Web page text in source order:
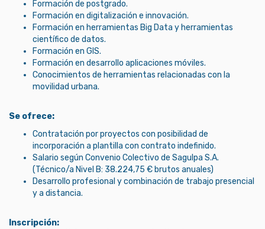
Formación de postgrado.
Formación en digitalización e innovación.
Formación en herramientas Big Data y herramientas
científico de datos.
Formación en GIS.
Formación en desarrollo aplicaciones móviles.
Conocimientos de herramientas relacionadas con la
movilidad urbana.
Se ofrece:
Contratación por proyectos con posibilidad de
incorporación a plantilla con contrato indefinido.
Salario según Convenio Colectivo de Sagulpa S.A.
(Técnico/a Nivel B: 38.224,75 € brutos anuales)
Desarrollo profesional y combinación de trabajo presencial
y a distancia.
Inscripción: